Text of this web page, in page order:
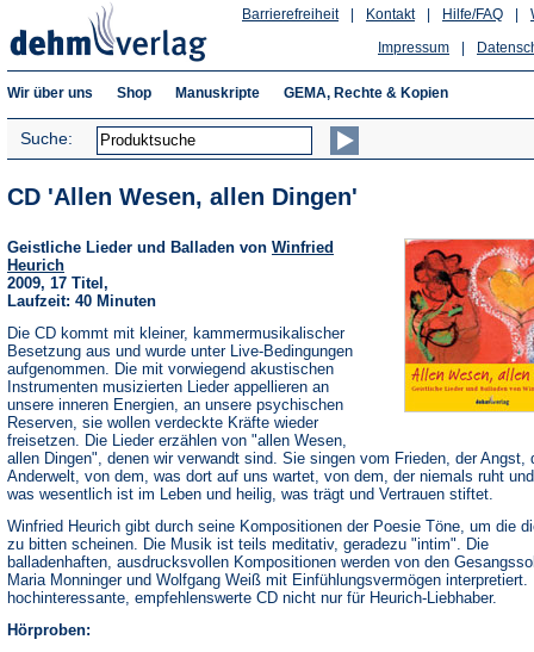
Hilfe/FAQ
Kontakt
Barrierefreiheit
Impressum
Wir über uns Shop Manuskripte GEMA, Rechte & Kopien
Suche:
CD 'Allen Wesen, allen Dingen'
Geistliche Lieder und Balladen von Winfried
Heurich
2009, 17 Titel,
Laufzeit: 40 Minuten
Die CD kommt mit kleiner, kammermusikalischer
Besetzung aus und wurde unter Live-Bedingungen
aufgenommen. Die mit vorwiegend akustischen
Instrumenten musizierten Lieder appellieren an
unsere inneren Energien, an unsere psychischen
Reserven, sie wollen verdeckte Kräfte wieder
freisetzen. Die Lieder erzählen von "allen Wesen,
allen Dingen", denen wir verwandt sind. Sie singen vom Frieden, der Angst,
Anderwelt, von dem, was dort auf uns wartet, von dem, der niemals ruht
was wesentlich ist im Leben und heilig, was trägt und Vertrauen stiftet.
Winfried Heurich gibt durch seine Kompositionen der Poesie Töne, um die
zu bitten scheinen. Die Musik ist teils meditativ, geradezu "intim". Die
balladenhaften, ausdrucksvollen Kompositionen werden von den
Maria Monninger und Wolfgang Weiß mit Einfühlungsvermögen interpretiert.
hochinteressante, empfehlenswerte CD nicht nur für Heurich-Liebhaber.
Hörproben: